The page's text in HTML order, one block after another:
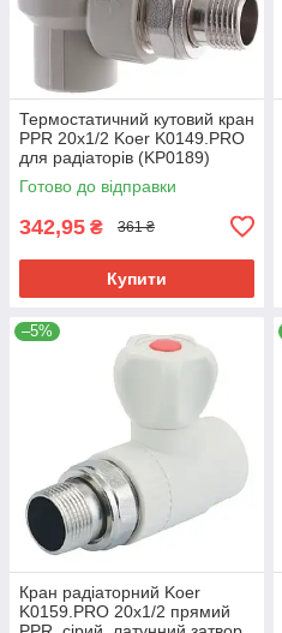
Термостатичний кутовий кран
PPR 20x1/2 Koer K0149.PRO
для радіаторів (KP0189)
Готово до відправки
342,95 ₴ 361 ₴
Купити
–5%
Кран радіаторний Koer
K0159.PRO 20x1/2 прямий